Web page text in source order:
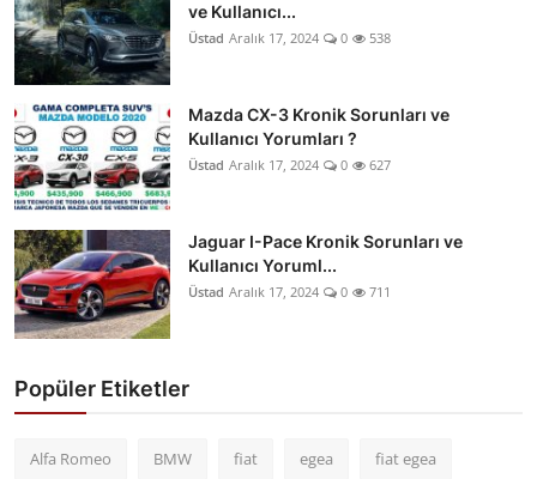
ve Kullanıcı...
Üstad Aralık 17, 2024 0 538
Mazda CX-3 Kronik Sorunları ve
Kullanıcı Yorumları ?
Üstad Aralık 17, 2024 0 627
Jaguar I-Pace Kronik Sorunları ve
Kullanıcı Yoruml...
Üstad Aralık 17, 2024 0 711
Popüler Etiketler
Alfa Romeo BMW fiat egea fiat egea